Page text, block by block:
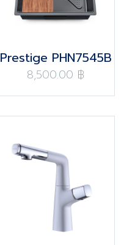
Prestige PHN7545B
8,500.00 ฿